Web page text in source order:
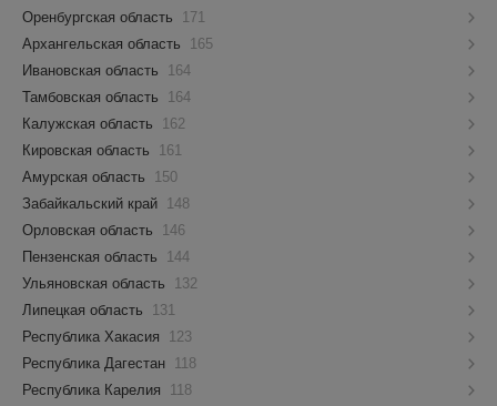
Оренбургская область
171
Архангельская область
165
Ивановская область
164
Тамбовская область
164
Калужская область
162
Кировская область
161
Амурская область
150
Забайкальский край 148
Орловская область
146
Пензенская область
144
Ульяновская область
132
Липецкая область
131
Республика Хакасия
123
Республика Дагестан 118
Республика Карелия
118